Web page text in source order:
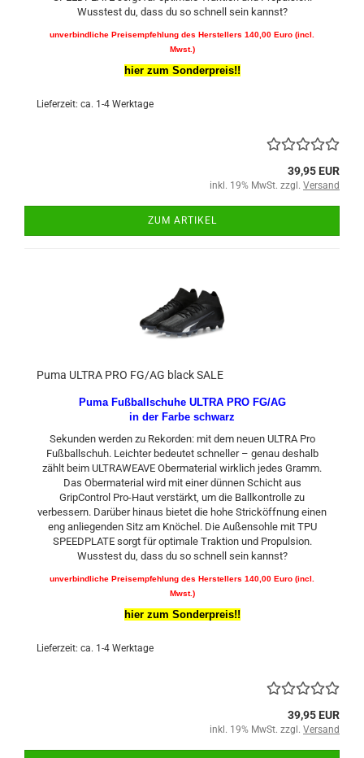
Wusstest du, dass du so schnell sein kannst?
unverbindliche Preisempfehlung des Herstellers 140,00 Euro (incl.
Mwst.)
hier zum Sonderpreis!!
Lieferzeit: ca. 1-4 Werktage
39,95 EUR
inkl. 19% MwSt. zzgl. Versand
ZUM ARTIKEL
Puma ULTRA PRO FG/AG black SALE
Puma Fußballschuhe ULTRA PRO FG/AG
in der Farbe schwarz
Sekunden werden zu Rekorden: mit dem neuen ULTRA Pro
Fußballschuh. Leichter bedeutet schneller – genau deshalb
zählt beim ULTRAWEAVE Obermaterial wirklich jedes Gramm.
Das Obermaterial wird mit einer dünnen Schicht aus
GripControl Pro-Haut verstärkt, um die Ballkontrolle zu
verbessern. Darüber hinaus bietet die hohe Stricköffnung einen
eng anliegenden Sitz am Knöchel. Die Außensohle mit TPU
SPEEDPLATE sorgt für optimale Traktion und Propulsion.
Wusstest du, dass du so schnell sein kannst?
unverbindliche Preisempfehlung des Herstellers 140,00 Euro (incl.
Mwst.)
hier zum Sonderpreis!!
Lieferzeit: ca. 1-4 Werktage
39,95 EUR
inkl. 19% MwSt. zzgl. Versand